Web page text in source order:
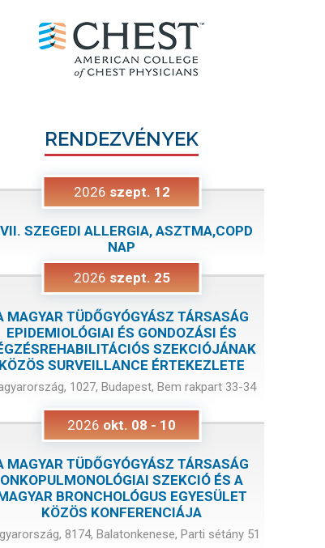
RENDEZVÉNYEK
2026 szept. 12
SZEGEDI ALLERGIA, ASZTMA,COPD
NAP
2026 szept. 25
MAGYAR TÜDŐGYÓGYÁSZ TÁRSASÁG
EPIDEMIOLÓGIAI ÉS GONDOZÁSI ÉS
SZEKCIÓJÁNAK
KÖZÖS SURVEILLANCE ÉRTEKEZLETE
1027, Budapest, Bem rakpart 33-34
2026 okt. 08 - 10
MAGYAR TÜDŐGYÓGYÁSZ TÁRSASÁG
ONKOPULMONOLÓGIAI SZEKCIÓ ÉS A
BRONCHOLÓGUS EGYESÜLET
KÖZÖS KONFERENCIÁJA
8174, Balatonkenese, Parti sétány 51